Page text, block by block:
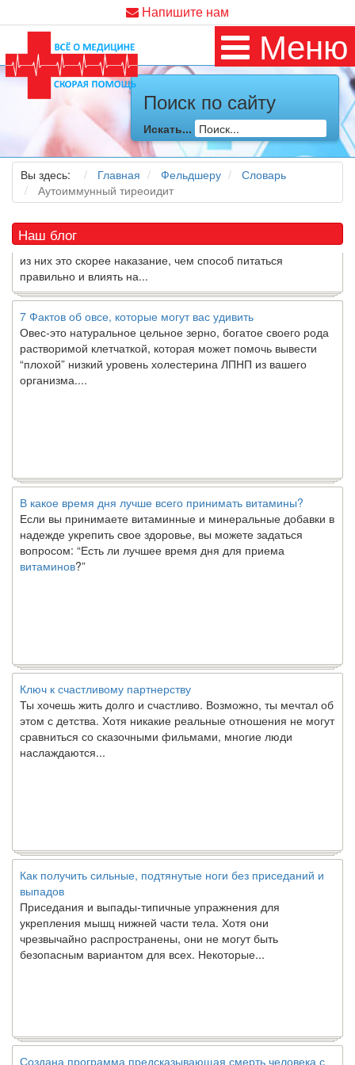
Напишите нам
Меню
Поиск по сайту
Искать...
Вы здесь: Главная Фельдшеру
Словарь
Аутоиммунный тиреоидит
Наш блог
Как я заболел во время локдауна?
Это странная ситуация: вы соблюдали все меры
предосторожности COVID-19 (вы почти все время дома),
но, тем не менее, вы каким-то образом простудились. Вы
можете задаться...
5 причин обратить внимание на средиземноморскую диету
Какдиетолог, я вижу, что многие причудливые диеты
приходят в нашу
из них это скорее наказание, чем способ питаться
правильно и влиять на...
7 Фактов об овсе, которые могут вас удивить
Овес-это натуральное цельное зерно, богатое своего рода
растворимой клетчаткой, которая может помочь вывести
“плохой” низкий уровень холестерина ЛПНП из вашего
организма....
В какое время дня лучше всего принимать витамины?
Если вы принимаете витаминные и минеральные добавки в
надежде укрепить свое здоровье, вы можете задаться
вопросом: “Есть ли лучшее время дня для приема
витаминов ?”
Ключ к счастливому партнерству
Ты хочешь жить долго и счастливо. Возможно, ты мечтал об
этом с детства. Хотя никакие реальные отношения не могут
сравниться со сказочными фильмами, многие люди
наслаждаются...
Как получить сильные, подтянутые ноги без приседаний и
выпадов
Приседания и выпады-типичные упражнения для
укрепления мышц нижней части тела. Хотя они
чрезвычайно распространены, они не могут быть
безопасным вариантом для всех. Некоторые...
Создана программа предсказывающая смерть человека с